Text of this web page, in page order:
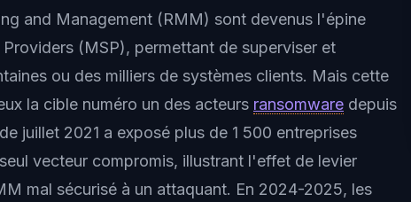
and Management (RMM) sont devenus l'épine
(MSP), permettant de superviser et
ou des milliers de systèmes clients. Mais cette
la cible numéro un des acteurs ransomware depuis
juillet 2021 a exposé plus de 1 500 entreprises
vecteur compromis, illustrant l'effet de levier
mal sécurisé à un attaquant. En 2024-2025, les